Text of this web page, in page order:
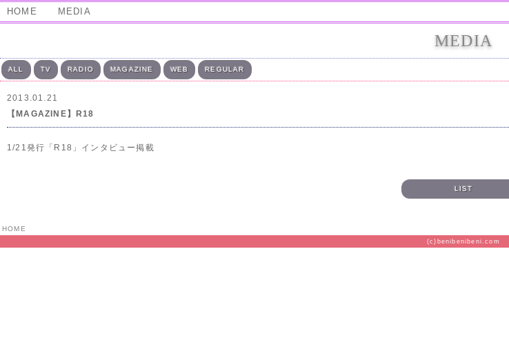
HOME MEDIA
MEDIA
ALL TV RADIO MAGAZINE WEB REGULAR
2013.01.21
【MAGAZINE】R18
1/21発行「R18」インタビュー掲載
LIST
HOME
(c)benibenibeni.com